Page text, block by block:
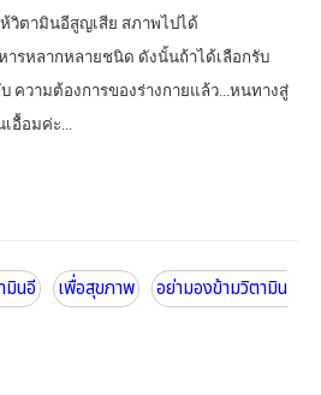
วิตามินอีสูญเสีย สภาพไปได้
ารหลากหลายชนิด ดังนั้นถ้าได้เลือกรับ
ความต้องการของร่างกายแล้ว...หนทางสู่
อื้อมค่ะ...
มินอี เพื่อสุขภาพ
อย่ามองข้ามวิตามิน